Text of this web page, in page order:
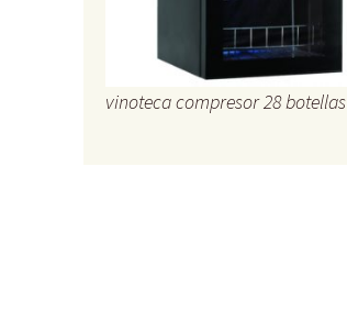
vinoteca compresor 28 botellas